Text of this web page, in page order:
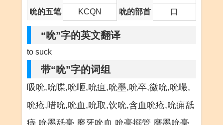
吮的五笔 KCQN 吮的部首 口
“吮”字的英文翻译
to suck
带“吮”字的词组
吸吮,吮喋,吮咂,吮疽,吮墨,吮卒,徽吮,吮嘬,
吮疮,唶吮,吮血,吮取,饮吮,含血吮疮,吮痈舐
痔,吮墨舐毫,磨牙吮血,吮毫搦管,磨墨吮毫